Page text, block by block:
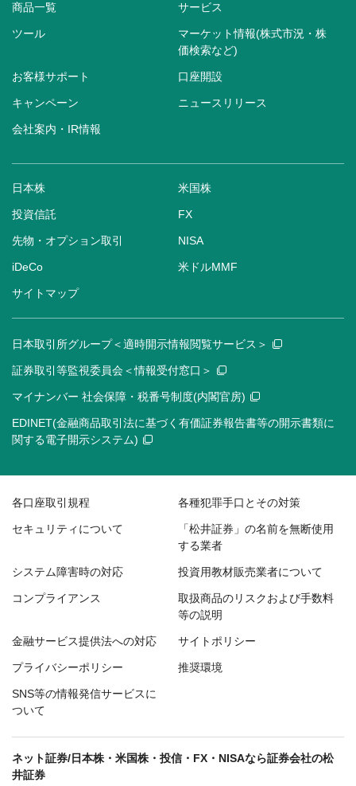
商品一覧 サービス
ツール
マーケット情報(株式市況・株
価検索など)
お客様サポート 口座開設
キャンペーン ニュースリリース
会社案内・IR情報
日本株 米国株
投資信託 FX
先物・オプション取引 NISA
iDeCo 米ドルMMF
サイトマップ
日本取引所グループ＜適時開示情報閲覧サービス＞
証券取引等監視委員会＜情報受付窓口＞
マイナンバー 社会保障・税番号制度(内閣官房)
EDINET(金融商品取引法に基づく有価証券報告書等の開示書類に
関する電子開示システム)
各口座取引規程 各種犯罪手口とその対策
セキュリティについて
「松井証券」の名前を無断使用
する業者
システム障害時の対応 投資用教材販売業者について
コンプライアンス
取扱商品のリスクおよび手数料
等の説明
金融サービス提供法への対応 サイトポリシー
プライバシーポリシー 推奨環境
SNS等の情報発信サービスに
ついて
ネット証券/日本株・米国株・投信・FX・NISAなら証券会社の松
井証券